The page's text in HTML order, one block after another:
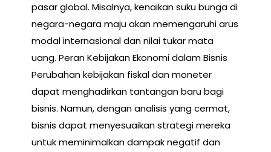
pasar global. Misalnya, kenaikan suku bunga di
negara-negara maju akan memengaruhi arus
modal internasional dan nilai tukar mata
uang. Peran Kebijakan Ekonomi dalam Bisnis
Perubahan kebijakan fiskal dan moneter
dapat menghadirkan tantangan baru bagi
bisnis. Namun, dengan analisis yang cermat,
bisnis dapat menyesuaikan strategi mereka
untuk meminimalkan dampak negatif dan